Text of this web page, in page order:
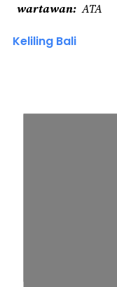
wartawan ATA
Keliling Bali